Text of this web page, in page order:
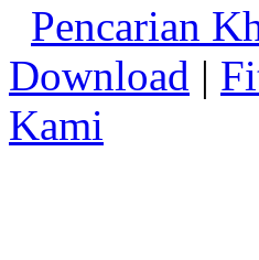
Pencarian
Download |
Kami